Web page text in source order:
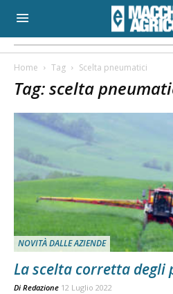
Home Tag Scelta pneumatici
Tag: scelta
NOVITÀ DALLE AZIENDE
La scelta corretta degli
Di Redazione 12 Luglio 2022